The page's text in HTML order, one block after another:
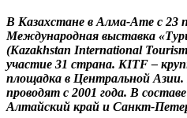
В Казахстане в Алма-Ате с 23
Международная выставка
(Kazakhstan International
участие 31 страна. KITF –
площадка в Центральной
проводят с 2001 года. В
Алтайский край и Санкт-